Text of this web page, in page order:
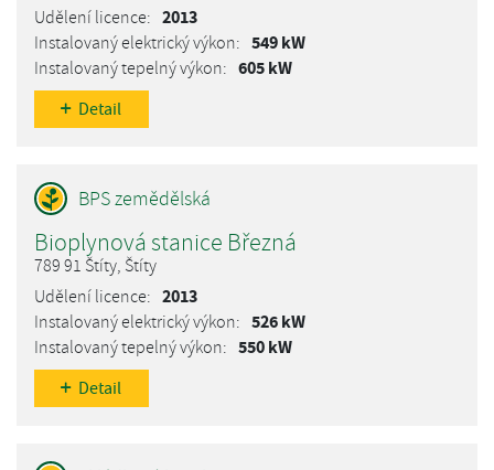
2013
549 kW
605 kW
Detail
Bioplynová stanice Březná
789 91 Štíty, Štíty
2013
526 kW
550 kW
Detail